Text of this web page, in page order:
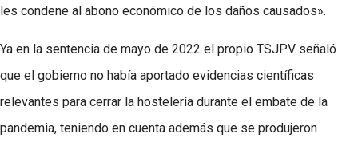
les condene al abono económico de los daños causados».
Ya en la sentencia de mayo de 2022 el propio TSJPV señaló
que el gobierno no había aportado evidencias científicas
relevantes para cerrar la hostelería durante el embate de la
pandemia, teniendo en cuenta además que se produjeron